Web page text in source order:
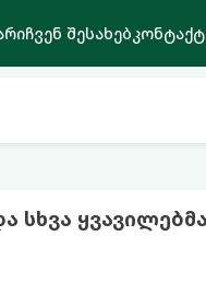
ჩვენ შესახებ
სხვა